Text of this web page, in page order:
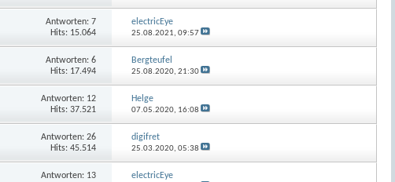
Antworten: 7
Hits: 15.064
electricEye
25.08.2021,09:57
Antworten: 6
Hits: 17.494
Bergteufel
25.08.2020,21:30
Antworten: 12
Hits: 37.521
Helge
07.05.2020, 16:08
Antworten: 26
Hits: 45.514
digifret
25.03.2020,05:38
Antworten: 13
electricEye